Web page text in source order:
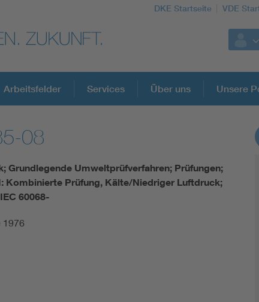
DKE Startseite VDE
DKE Fachinformationen im Kontext der
Blitzschutz: DIN EN 62305 in der Übersicht
Arbeitsfelder Services Über uns Unsere
08
Grundlegende Umweltprüfverfahren; Prüfungen;
Kombinierte Prüfung, Kälte/Niedriger Luftdruck;
60068-
1976